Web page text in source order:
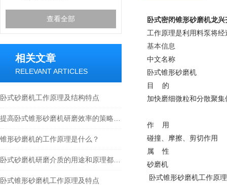
查看全部
相关文章
RELEVANT ARTICLES
卧式砂磨机工作原理及结构特点
锥形砂磨机的工作原理是什么？
卧式锥形砂磨机工作原理及特点
卧式密闭锥形砂磨机龙兴
工作原理是利用料泵将
基本信息
中文名称
卧式锥形砂磨机
目 的
加快磨细微粒和分散聚集
作 用
碰撞、摩擦、剪切作用
属 性
砂磨机
卧式锥形砂磨机工作原